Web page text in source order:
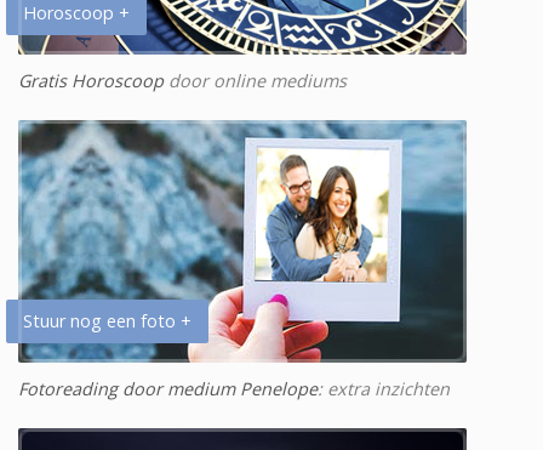
Horoscoop +
Gratis Horoscoopdoor online mediums
Stuur nog een foto +
Fotoreading door medium Penelope: extra inzichten